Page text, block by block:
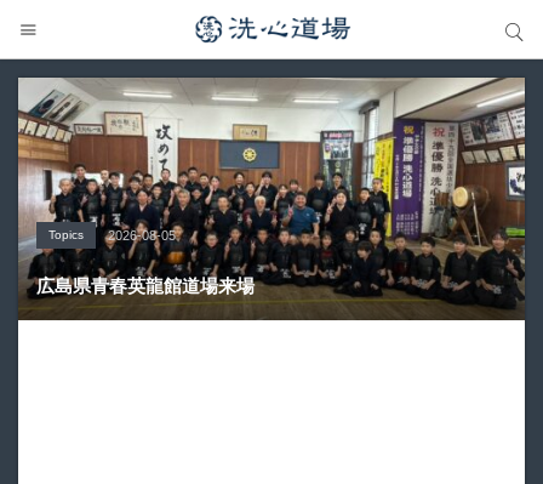
OB・OGの活躍 2026-08-05
龍谷高校様 OBOG来場
Topics 2026-08-05
広島県青春英龍館道場来場
大会の結果 2026-07-31
愛知県の星城高校へ出稽古
大会の結果 2026-07-25
第80回愛知県中学校総合体育大会・地区予選
大会の結果 2026-07-22
第136回愛知県剣道道場連盟研修会トーナメント戦
サイト内検索